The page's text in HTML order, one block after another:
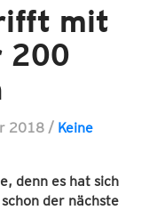
mit
200
2018 / Keine
denn es hat sich
der nächste